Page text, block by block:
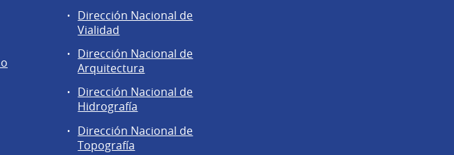
Dirección Nacional de
Vialidad
Dirección Nacional de
Arquitectura
Dirección Nacional de
Hidrografía
Dirección Nacional de
Topografía